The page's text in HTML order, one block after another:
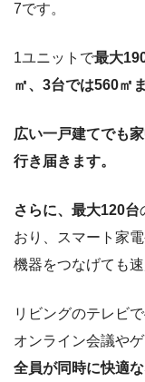
7です。
1ユニットで最大
㎡、3台では560㎡
広い一戸建てでも
行き届きます。
さらに、最大120台
おり、スマート家
機器をつなげても
リビングのテレビ
オンライン会議や
全員が同時に快適